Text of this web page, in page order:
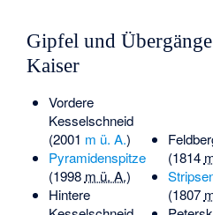
Gipfel und
Kaiser
Vordere
Kesselschneid
(2001 m ü. A.)
Pyramidenspitze
(1998 m ü. A.)
Hintere
(1814
(1807